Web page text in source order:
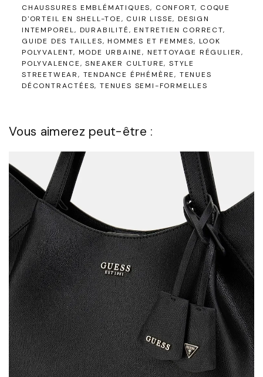
CHAUSSURES EMBLÉMATIQUES
CONFORT COQUE
D'ORTEIL EN SHELL-TOE
CUIR LISSE DESIGN
INTEMPOREL DURABILITÉ
ENTRETIEN CORRECT
GUIDE DES TAILLES
HOMMES ET FEMMES LOOK
POLYVALENT MODE URBAINE NETTOYAGE RÉGULIER
POLYVALENCE
SNEAKER CULTURE STYLE
STREETWEAR TENDANCE ÉPHÉMÈRE TENUES
DÉCONTRACTÉES TENUES SEMI-FORMELLES
Vous aimerez peut-être :